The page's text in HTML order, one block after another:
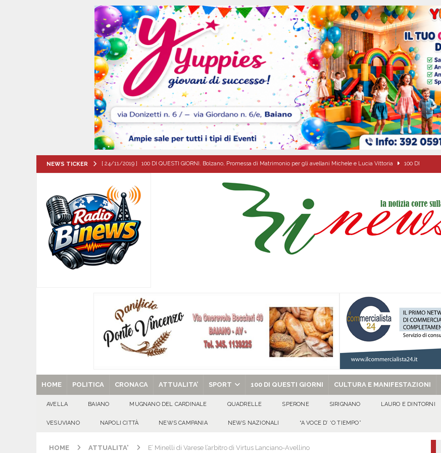
NEWS TICKER [ 24/11/2019 ] 100 DI QUESTI GIORNI. Bolzano, Promessa di Matrimonio per gli avellani Michele e Lucia Vittoria 100 DI
[ 06/08/2026 ] Torna l’Aquilonia Jazz Fest: al via la seconda edizione della rassegna diretta da Antonio Onorato
IRPINIA
[ 06/08/2026 ] Torna l’Aquilonia Jazz Fest: al via la seconda edizione della rassegna diretta da Antonio Onorato EVIDENZA
[ 06/08/2026 ] Valle dell’Irno: sfonda la porta di casa per aggredire il compagno della ex – decisivo l’allarme anti-stalker e
l’intervento dei Carabinieri
[ 06/08/2026 ] QUADRELLE. Caditoie, stop ai volontari: “Così aumentano i disagi”. L’intervento di Pasquale Capriglione
EVIDENZA
[ 29/08/2025 ] SANT’Oggi. Venerdì 29 agosto la chiesa celebra il Martirio di san Giovanni Battista e santa Sabina EVIDENZA
HOME POLITICA CRONACA ATTUALITA’ SPORT 100 DI QUESTI GIORNI CULTURA E MANIFESTAZIONI
AVELLA BAIANO MUGNANO DEL CARDINALE QUADRELLE SPERONE SIRIGNANO LAURO E DINTORNI
VESUVIANO NAPOLI CITTÀ NEWS CAMPANIA NEWS NAZIONALI “A VOCE D’ ‘O TIEMPO”
HOME ATTUALITA' E’ Minelli di Varese l’arbitro di Virtus Lanciano-Avellino